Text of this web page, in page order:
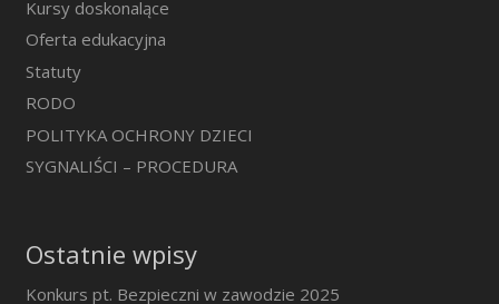
Kursy doskonalące
Oferta edukacyjna
Statuty
RODO
POLITYKA OCHRONY DZIECI
SYGNALIŚCI – PROCEDURA
Ostatnie wpisy
Konkurs pt. Bezpieczni w zawodzie 2025